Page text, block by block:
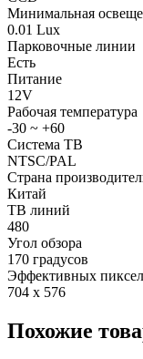
Минимальная
0.01 Lux
Парковочные линии
Есть
Питание
12V
Рабочая температура
-30 ~ +60
Система ТВ
NTSC/PAL
Страна
Китай
ТВ линий
480
Угол обзора
170 градусов
Эффективных
704 x 576
Похожие